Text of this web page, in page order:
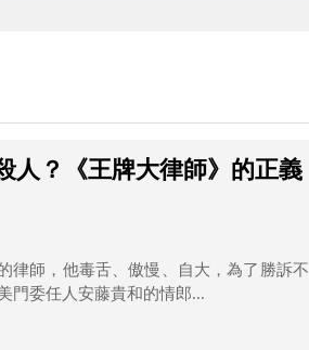
人？《王牌大律師》的正義
律師，他毒舌、傲慢、自大，為了勝訴不
門委任人安藤貴和的情郎...